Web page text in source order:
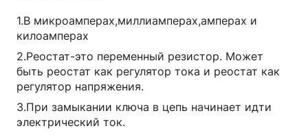
1.В микроамперах,миллиамперах,амперах и
килоамперах
2.Реостат-это переменный резистор. Может
быть реостат как регулятор тока и реостат как
регулятор напряжения.
3.При замыкании ключа в цепь начинает идти
электрический ток.